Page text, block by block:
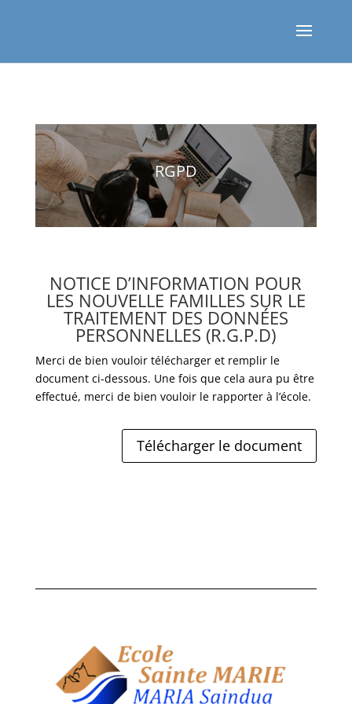
RGPD
NOTICE D’INFORMATION POUR
LES NOUVELLE FAMILLES SUR LE
TRAITEMENT DES DONNÉES
PERSONNELLES (R.G.P.D)
Merci de bien vouloir télécharger et remplir le
document ci-dessous. Une fois que cela aura pu être
effectué, merci de bien vouloir le rapporter à l’école.
Télécharger le document